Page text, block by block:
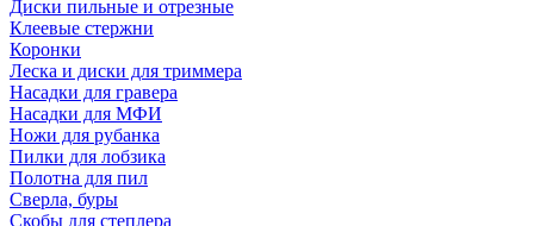
Диски пильные и отрезные
Клеевые стержни
Коронки
Леска и диски для триммера
Насадки для гравера
Насадки для МФИ
Ножи для рубанка
Пилки для лобзика
Полотна для пил
Сверла, буры
Скобы для степлера